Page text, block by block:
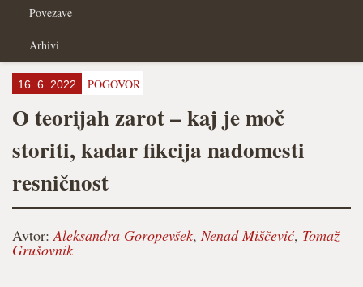
Povezave
Arhivi
16. 6. 2022 POGOVOR
O teorijah zarot – kaj je moč
storiti, kadar fikcija nadomesti
resničnost
Avtor:Aleksandra Goropevšek,Nenad Miščević, Tomaž
Grušovnik